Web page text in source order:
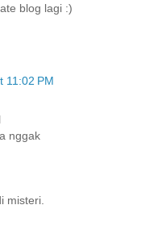
blog lagi :)
11:02 PM
nggak
misteri.